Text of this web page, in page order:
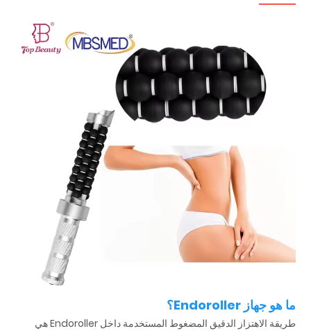
ما هو جهاز Endoroller؟
طريقة الاهتزاز الدقيق المضغوط المستخدمة داخل Endoroller هي